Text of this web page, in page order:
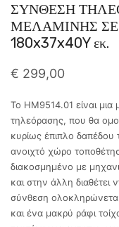
ΣΥΝΘΕΣΗ
ΜΕΛΑΜΙΝΗΣ ΣΕ
180x37x40Y εκ.
€ 299,00
Το ΗΜ9514.01 είναι μια
τηλεόρασης, που θα
κυρίως έπιπλο δαπέδου
ανοιχτό χώρο
διακοσμημένο με
και στην άλλη
σύνθεση ολοκληρώνεται
και ένα μακρύ ράφι